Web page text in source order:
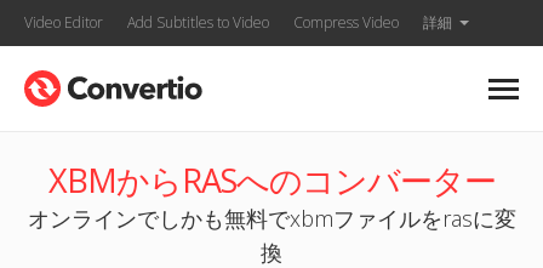
Video Editor Add Subtitles to Video Compress Video 詳細
XBMからRASへのコンバーター
オンラインでしかも無料でxbmファイルをrasに変
換